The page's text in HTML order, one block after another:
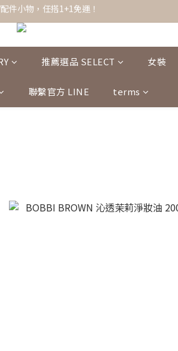
即享超商免運！
推薦選品 SELECT 女裝
聯繫官方 LINE terms